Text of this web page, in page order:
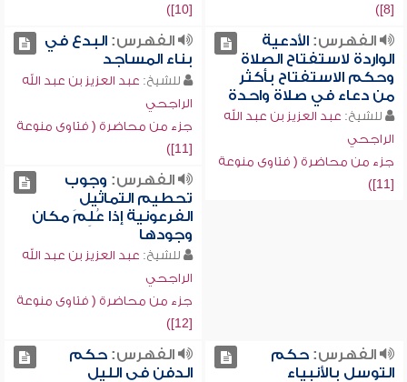
[8])
[10])
الفهرس:الأدعية
الواردة لاستفتاح الصلاة
وحكم الاستفتاح بأكثر
من دعاء في صلاة واحدة
للشيخ: عبد العزيز بن عبد الله
الراجحي
جزء من محاضرة ( فتاوى منوعة
[11])
الفهرس:البدع في
بناء المساجد
للشيخ: عبد العزيز بن عبد الله
الراجحي
جزء من محاضرة ( فتاوى منوعة
[11])
الفهرس: وجوب
تحطيم التماثيل
الفرعونية إذا عُلِمَ مكان
وجودها
للشيخ: عبد العزيز بن عبد الله
الراجحي
جزء من محاضرة ( فتاوى منوعة
[12])
الفهرس:حكم
التوسل بالأنبياء
الفهرس:حكم
الدفن في الليل